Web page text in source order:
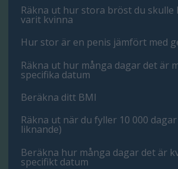
Räkna ut hur stora bröst du skulle
varit kvinna
Hur stor är en penis jämfört med
Räkna ut hur många dagar det är
specifika datum
Beräkna ditt BMI
Räkna ut när du fyller 10 000
liknande)
Beräkna hur många dagar det är
specifikt datum